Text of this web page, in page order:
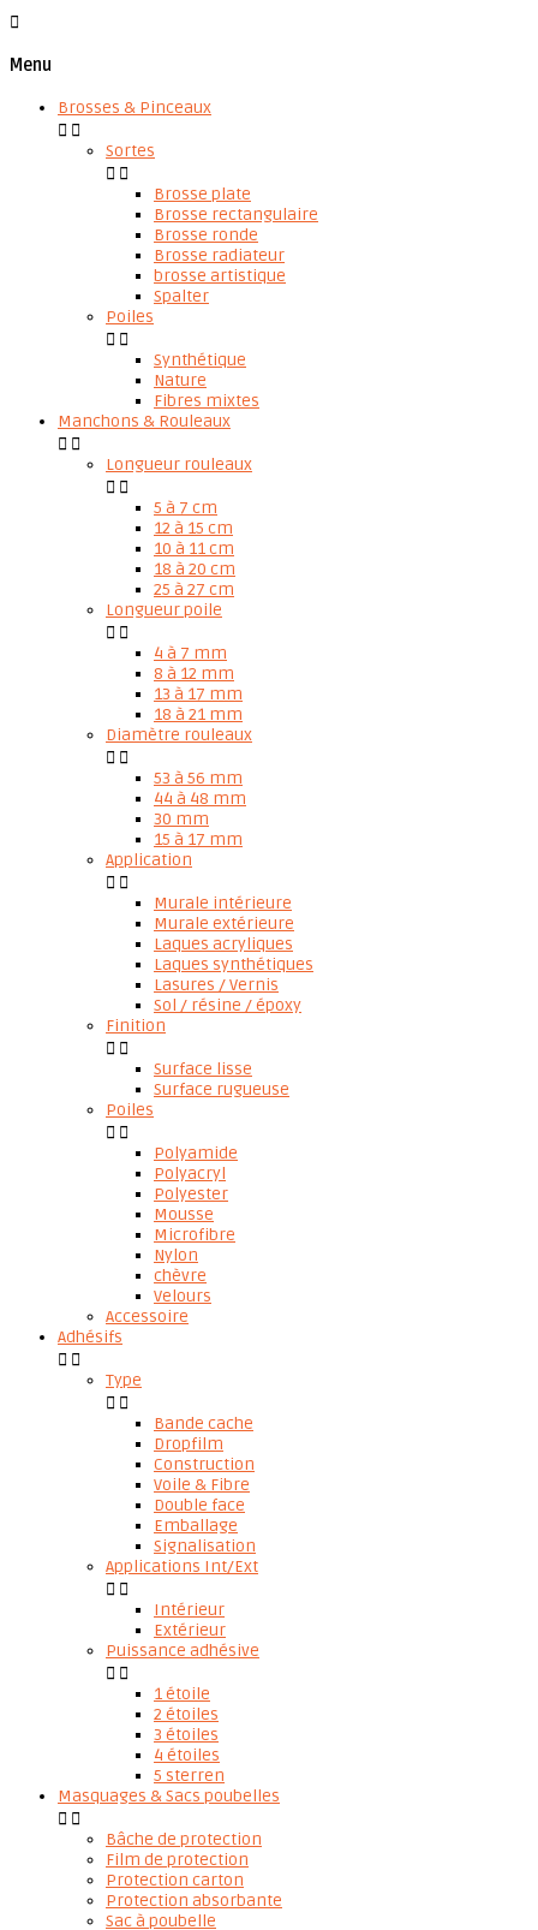

Menu
Brosses & Pinceaux
 
Sortes
 
Brosse plate
Brosse rectangulaire
Brosse ronde
Brosse radiateur
brosse artistique
Spalter
Poiles
 
Synthétique
Nature
Fibres mixtes
Manchons & Rouleaux
 
Longueur rouleaux
 
5 à 7 cm
12 à 15 cm
10 à 11 cm
18 à 20 cm
25 à 27 cm
Longueur poile
 
4 à 7 mm
8 à 12 mm
13 à 17 mm
18 à 21 mm
Diamètre rouleaux
 
53 à 56 mm
44 à 48 mm
30 mm
15 à 17 mm
Application
 
Murale intérieure
Murale extérieure
Laques acryliques
Laques synthétiques
Lasures / Vernis
Sol / résine / époxy
Finition
 
Surface lisse
Surface rugueuse
Poiles
 
Polyamide
Polyacryl
Polyester
Mousse
Microfibre
Nylon
chèvre
Velours
Accessoire
Adhésifs
 
Type
 
Bande cache
Dropfilm
Construction
Voile & Fibre
Double face
Emballage
Signalisation
Applications Int/Ext
 
Intérieur
Extérieur
Puissance adhésive
 
1 étoile
2 étoiles
3 étoiles
4 étoiles
5 sterren
Masquages & Sacs poubelles
 
Bâche de protection
Film de protection
Protection carton
Protection absorbante
Sac à poubelle